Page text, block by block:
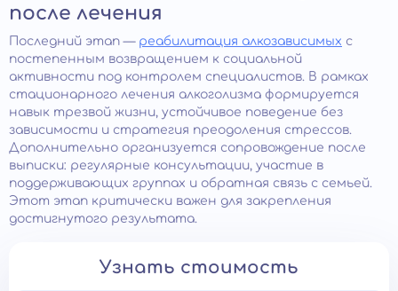
после лечения
Последний этап — реабилитация алкозависимых с
постепенным возвращением к социальной
активности под контролем специалистов. В рамках
стационарного лечения алкоголизма формируется
навык трезвой жизни, устойчивое поведение без
зависимости и стратегия преодоления стрессов.
Дополнительно организуется сопровождение после
выписки: регулярные консультации, участие в
поддерживающих группах и обратная связь с семьей.
Этот этап критически важен для закрепления
достигнутого результата.
Узнать стоимость